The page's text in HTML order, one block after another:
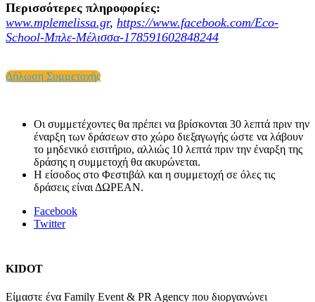
Περισσότερες πληροφορίες:
www.mplemelissa.gr, https://www.facebook.com/Eco-
School-Μπλε-Μέλισσα-178591602848244
Δήλωση Συμμετοχής
Οι συμμετέχοντες θα πρέπει να βρίσκονται 30 λεπτά πριν την
έναρξη των δράσεων στο χώρο διεξαγωγής ώστε να λάβουν
το μηδενικό εισιτήριο, αλλιώς 10 λεπτά πριν την έναρξη της
δράσης η συμμετοχή θα ακυρώνεται.
Η είσοδος στο Φεστιβάλ και η συμμετοχή σε όλες τις
δράσεις είναι ΔΩΡΕΑΝ.
Facebook
Twitter
KIDOT
Είμαστε ένα Family Event & PR Agency που διοργανώνει